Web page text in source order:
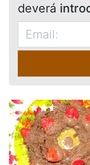
deverá